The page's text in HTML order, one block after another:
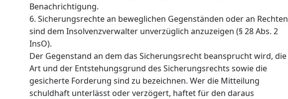
Benachrichtigung.
6. Sicherungsrechte an beweglichen Gegenständen oder an Rechten
sind dem Insolvenzverwalter unverzüglich anzuzeigen (§ 28 Abs. 2
InsO).
Der Gegenstand an dem das Sicherungsrecht beansprucht wird, die
Art und der Entstehungsgrund des Sicherungsrechts sowie die
gesicherte Forderung sind zu bezeichnen. Wer die Mitteilung
schuldhaft unterlässt oder verzögert, haftet für den daraus